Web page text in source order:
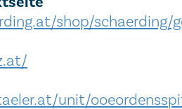
shop/schaerding/
unit/